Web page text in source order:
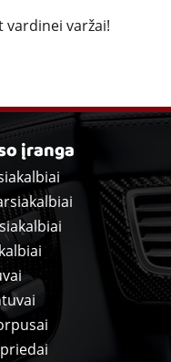
varžai!
įranga